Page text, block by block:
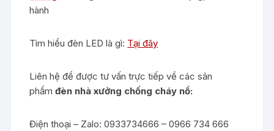
hành
Tìm hiểu đèn LED là gì: Tại đây
Liên hệ để được tư vấn trực tiếp về các sản
phẩmđèn nhà xưởng chống cháy nổ:
Điện thoại – Zalo: 0933734666 – 0966 734 666